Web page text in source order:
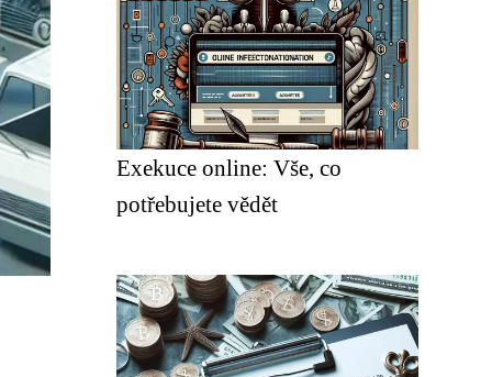
Exekuce online: Vše, co
potřebujete vědět